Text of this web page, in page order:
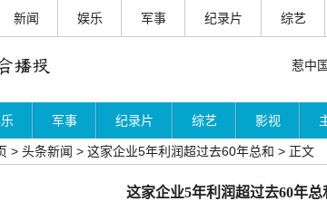
新闻 娱乐 军事 纪录片 综艺
中日关系又降到了冰点！专家：故意招惹中国
军事 纪录片 综艺 影视
> 头条新闻 > 这家企业5年利润超过去60年总和 > 正文
这家企业5年利润超过去60年总